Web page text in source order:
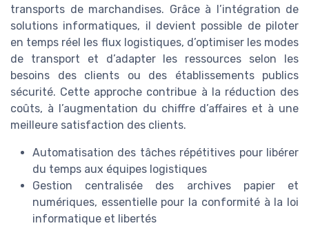
transports de marchandises. Grâce à l’intégration de
solutions informatiques, il devient possible de piloter
en temps réel les flux logistiques, d’optimiser les modes
de transport et d’adapter les ressources selon les
besoins des clients ou des établissements publics
sécurité. Cette approche contribue à la réduction des
coûts, à l’augmentation du chiffre d’affaires et à une
meilleure satisfaction des clients.
Automatisation des tâches répétitives pour libérer
du temps aux équipes logistiques
Gestion centralisée des archives papier et
numériques, essentielle pour la conformité à la loi
informatique et libertés